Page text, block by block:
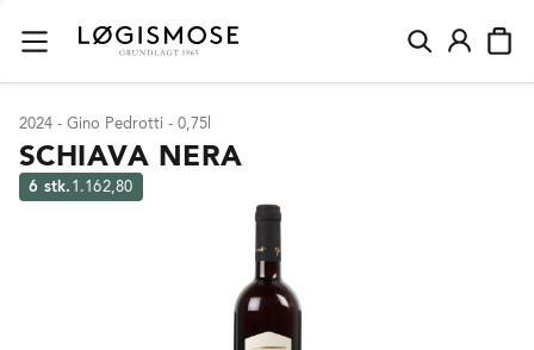
2024 - Gino Pedrotti - 0,75l
SCHIAVA NERA
6 stk. 1.162,80